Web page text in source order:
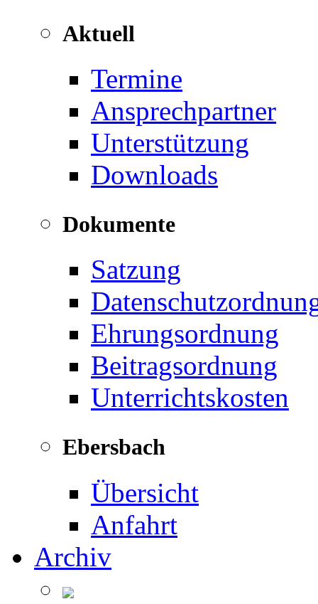
Aktuell
Termine
Ansprechpartner
Unterstützung
Downloads
Dokumente
Satzung
Ehrungsordnung
Beitragsordnung
Unterrichtskosten
Ebersbach
Übersicht
Anfahrt
Archiv